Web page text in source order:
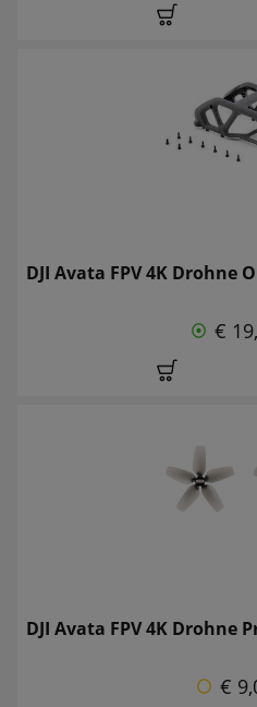
DJI Avata FPV 4K Drohne
€
DJI Avata FPV 4K Drohne
€